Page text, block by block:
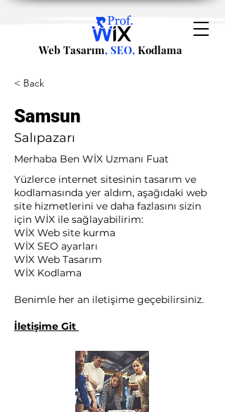
Web Tasarım, SEO, Kodlama
< Back
Samsun
Salıpazarı
Merhaba Ben WİX Uzmanı Fuat
Yüzlerce internet sitesinin tasarım ve
kodlamasında yer aldım, aşağıdaki web
site hizmetlerini ve daha fazlasını sizin
için WİX ile sağlayabilirim:​ ​
WİX Web site kurma
WİX SEO ayarları
WİX Web Tasarım
WİX Kodlama ​
Benimle her an iletişime geçebilirsiniz.
İletişime Git